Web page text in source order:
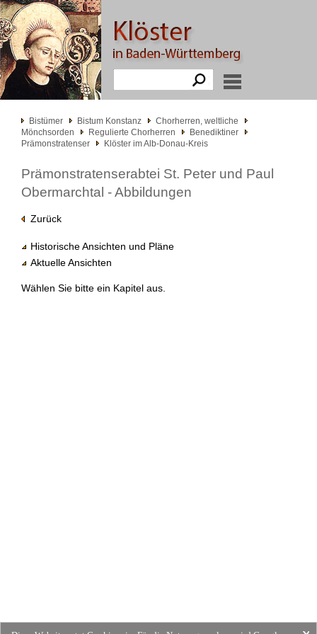
Bistümer Bistum Konstanz
Chorherren, weltliche
Mönchsorden
Regulierte Chorherren
Benediktiner
Prämonstratenser
Klöster im Alb-Donau-Kreis
Prämonstratenserabtei St. Peter und Paul
Obermarchtal - Abbildungen
Zurück
Historische Ansichten und Pläne
Aktuelle Ansichten
Wählen Sie bitte ein Kapitel aus.